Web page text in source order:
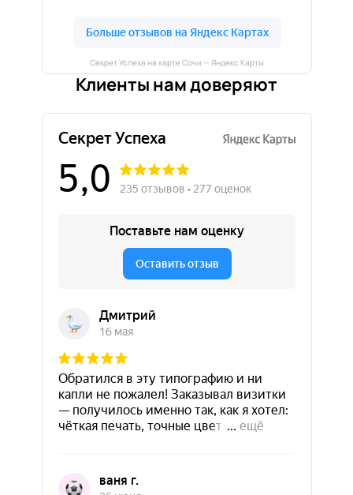
Секрет Успеха на карте Сочи — Яндекс Карты
Клиенты нам доверяют